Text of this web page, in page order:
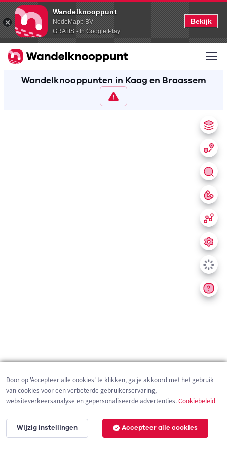
Wandelknooppunt
NodeMapp BV
GRATIS - In Google Play
Bekijk
Wandelknooppunten in Kaag en Braassem
2 km
Door op 'Accepteer alle cookies' te klikken, ga je akkoord met het gebruik
van cookies voor een verbeterde gebruikerservaring,
websiteverkeersanalyse en gepersonaliseerde advertenties.Cookiebeleid
Wijzig instellingen Accepteer alle cookies